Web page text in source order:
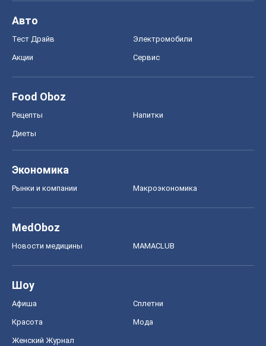
Авто
Тест Драйв Электромобили
Акции Сервис
Food Oboz
Рецепты Напитки
Диеты
Экономика
Рынки и компании Mакроэкономика
MedOboz
Новости медицины MAMACLUB
Шоу
Афиша Сплетни
Красота Мода
Женский Журнал